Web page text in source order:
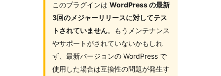
このプラグインは WordPress の最新
3回のメジャーリリースに対してテス
トされていません。もうメンテナンス
やサポートがされていないかもしれ
ず、最新バージョンの WordPress で
使用した場合は互換性の問題が発生す